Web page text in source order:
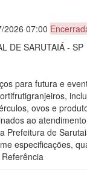
2026 07:00
DE SARUTAIÁ - SP
para futura e
ovos e
ao
Prefeitura de
especificações,